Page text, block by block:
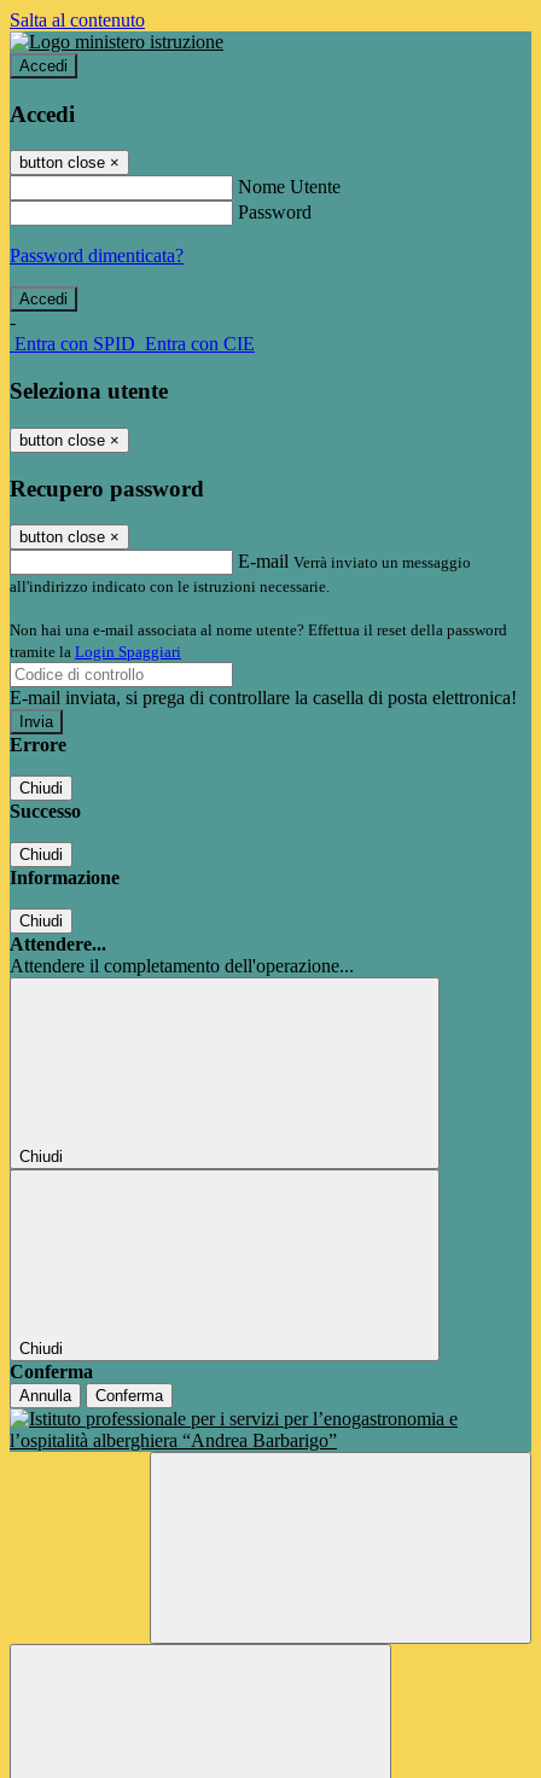
Salta al contenuto
Accedi
Accedi
button close ×
Nome Utente
Password
Password dimenticata?
-
Entra con SPID Entra con CIE
Seleziona utente
button close ×
Recupero password
button close ×
E-mail Verrà inviato un messaggio
all'indirizzo indicato con le istruzioni necessarie.
Non hai una e-mail associata al nome utente? Effettua il reset della password
tramite la Login Spaggiari
E-mail inviata, si prega di controllare la casella di posta elettronica!
Errore
Chiudi
Successo
Chiudi
Informazione
Chiudi
Attendere...
Attendere il completamento dell'operazione...
Chiudi
Chiudi
Conferma
Annulla Conferma